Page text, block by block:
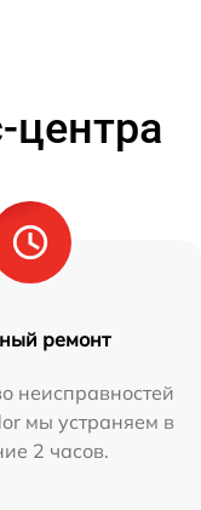
ремонт
неисправностей
мы устраняем в
2 часов.